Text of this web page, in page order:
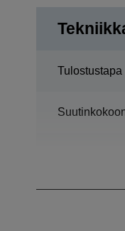
Tulostustapa